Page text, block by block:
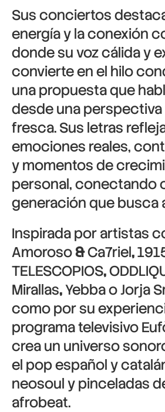
Sus conciertos
energía y la conexión
donde su voz cálida y
convierte en el hilo
una propuesta que
desde una perspectiva
fresca. Sus letras
emociones reales,
y momentos de
personal, conectando
generación que busca
Inspirada por artistas
Amoroso&Ca7riel,
TELESCOPIOS,
Mirallas,YebbaoJorja
como por su
programa televisivo
crea un universo
el pop español y
neosoul y pinceladas
afrobeat.